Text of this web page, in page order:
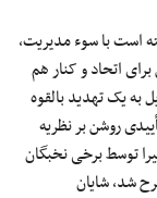
است با سوء مدیریت‌،
اتحاد و کنار هم
به یک تهدید بالقوه
روشن بر نظریه
توسط برخی نخبگان
شد، شایان